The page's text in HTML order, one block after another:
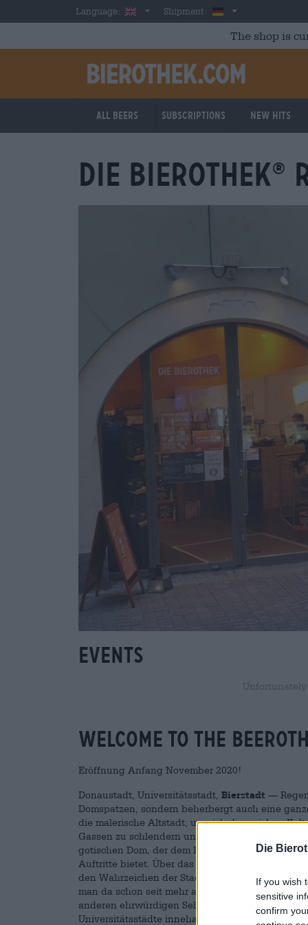
Die
If you wish
sensitive
confirm
Skip to main contentLanguage: EnglishShipment: Germany
The shop is
All beers Subscriptions New Hits
DIE BIEROTHEK®
Events
WELCOME TO THE
Eröffnung Anfang November 2020!
Donaustadt, Universitätsstadt, Bierstadt —
Domspatzen, sondern beherbergt auch eine
die malerische Altstadt, um sich den reichen
Gassen zu schlendern und shoppen zu gehen.
gotischen Dom, der dem Knabenchor
Auftritte bietet. Über das breite Bett der Donau
den Wahrzeichen der Stadt zählt. Dort befindet
man da schon seit mehr als 500 Jahren
anderen ehrwürdigen Sehenswürdigkeiten
Universitätsstädte innehaben. Auf der Jahninsel